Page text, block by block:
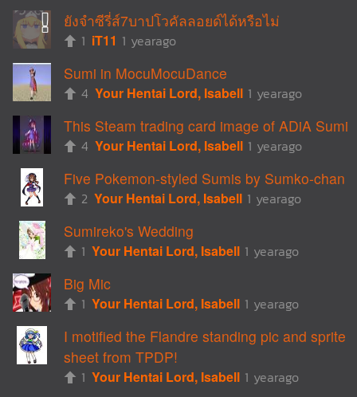
ยังจำซีรี่ส์7บาปโวคัลลอยด์ได้หรือไม่
1 iT11 1 yearago
Sumi in MocuMocuDance
4 Your Hentai Lord, Isabell 1 yearago
This Steam trading card image of ADiA Sumi
4 Your Hentai Lord, Isabell 1 yearago
Five Pokemon-styled Sumis by Sumko-chan
2 Your Hentai Lord, Isabell 1 yearago
Sumireko's Wedding
1 Your Hentai Lord, Isabell 1 yearago
Big Mic
1 Your Hentai Lord, Isabell 1 yearago
I motified the Flandre standing pic and sprite
sheet from TPDP!
1 Your Hentai Lord, Isabell 1 yearago